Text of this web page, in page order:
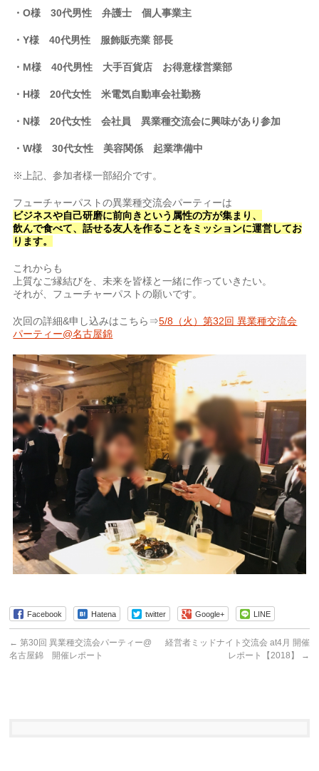
・O様 30代男性 弁護士 個人事業主
・Y様 40代男性 服飾販売業 部長
・M様 40代男性 大手百貨店 お得意様営業部
・H様 20代女性 米電気自動車会社勤務
・N様 20代女性 会社員 異業種交流会に興味があり参加
・W様 30代女性 美容関係 起業準備中
※上記、参加者様一部紹介です。
フューチャーパストの異業種交流会パーティーは
ビジネスや自己研磨に前向きという属性の方が集まり、
飲んで食べて、話せる友人を作ることをミッションに運営してお
ります。
これからも
上質なご縁結びを、未来を皆様と一緒に作っていきたい。
それが、フューチャーパストの願いです。
次回の詳細&申し込みはこちら⇒5/8（火）第32回 異業種交流会
パーティー@名古屋錦
Facebook Hatena twitter Google+ LINE
← 第30回 異業種交流会パーティー@
名古屋錦 開催レポート
経営者ミッドナイト交流会 at4月 開催
レポート【2018】
→